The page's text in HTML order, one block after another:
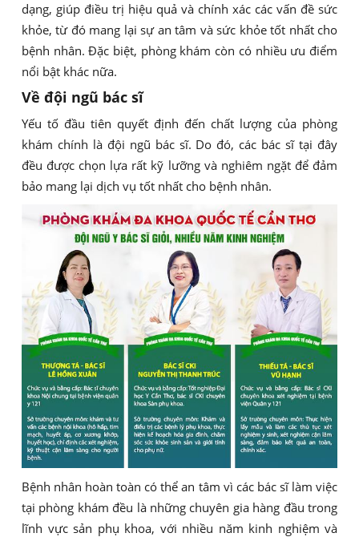
dạng, giúp điều trị hiệu quả và chính xác các vấn đề sức
khỏe, từ đó mang lại sự an tâm và sức khỏe tốt nhất cho
bệnh nhân. Đặc biệt, phòng khám còn có nhiều ưu điểm
nổi bật khác nữa.
Về đội ngũ bác sĩ
Yếu tố đầu tiên quyết định đến chất lượng của phòng
khám chính là đội ngũ bác sĩ. Do đó, các bác sĩ tại đây
đều được chọn lựa rất kỹ lưỡng và nghiêm ngặt để đảm
bảo mang lại dịch vụ tốt nhất cho bệnh nhân.
Bệnh nhân hoàn toàn có thể an tâm vì các bác sĩ làm việc
tại phòng khám đều là những chuyên gia hàng đầu trong
lĩnh vực sản phụ khoa, với nhiều năm kinh nghiệm và